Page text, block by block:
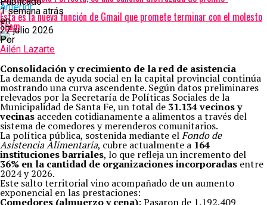
Anterior
Esta es la nueva función de Gmail que promete terminar con el molesto
Spam
1 semana atrás
en
27 julio 2026
Por
Ailén Lazarte
Consolidación y crecimiento de la red de asistencia
La demanda de ayuda social en la capital provincial continúa
mostrando una curva ascendente. Según datos preliminares
relevados por la Secretaría de Políticas Sociales de la
Municipalidad de Santa Fe, un total de 31.134 vecinos y
vecinas acceden cotidianamente a alimentos a través del
sistema de comedores y merenderos comunitarios.
La política pública, sostenida mediante elFondo de
Asistencia Alimentaria, cubre actualmente a 164
instituciones barriales, lo que refleja un incremento del
36% en la cantidad de organizaciones incorporadas entre
2024 y 2026.
Este salto territorial vino acompañado de un aumento
exponencial en las prestaciones:
Comedores (almuerzo y cena):Pasaron de 1.192.409